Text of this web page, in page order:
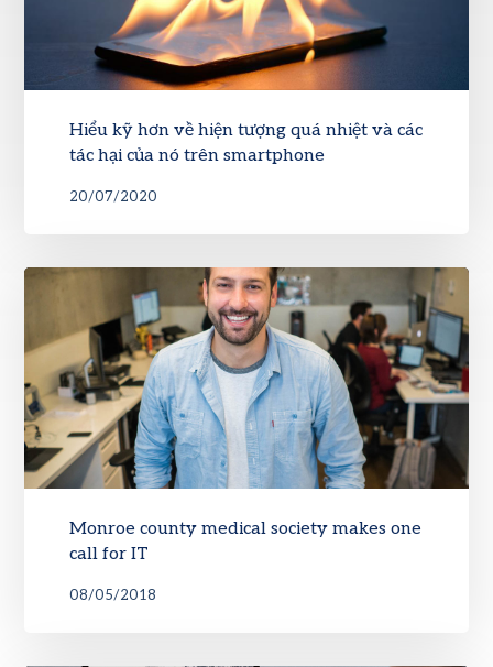
Hiểu kỹ hơn về hiện tượng quá nhiệt và các
tác hại của nó trên smartphone
20/07/2020
Monroe county medical society makes one
call for IT
08/05/2018